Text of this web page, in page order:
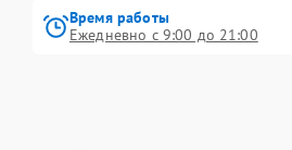
Время работы
Ежедневно с 9:00 до 21:00